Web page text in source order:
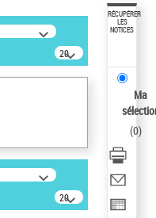
20
résultats/page
20
résultats/page
RÉCUPÉRER
LES
NOTICES
Ma
(0)